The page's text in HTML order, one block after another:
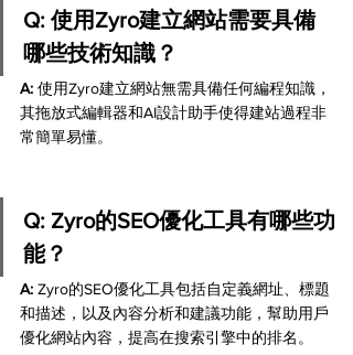
Q: 使用Zyro建立網站需要具備
哪些技術知識？
A: 使用Zyro建立網站無需具備任何編程知識，
其拖放式編輯器和AI設計助手使得建站過程非
常簡單易懂。
Q: Zyro的SEO優化工具有哪些功
能？
A: Zyro的SEO優化工具包括自定義網址、標題
和描述，以及內容分析和建議功能，幫助用戶
優化網站內容，提高在搜索引擎中的排名。